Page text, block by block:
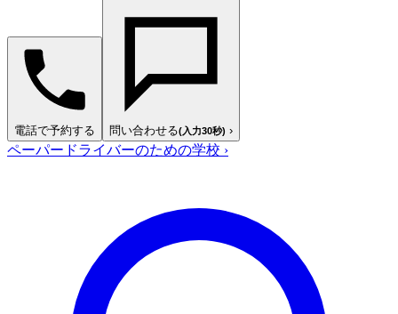
電話で予約する 問い合わせる(入力30秒) ›
ペーパードライバーのための学校 ›